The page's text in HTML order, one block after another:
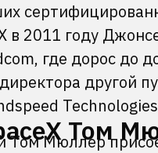
в 2011 году
где дорос до
другой
Technologies
Том
Том Мюллер